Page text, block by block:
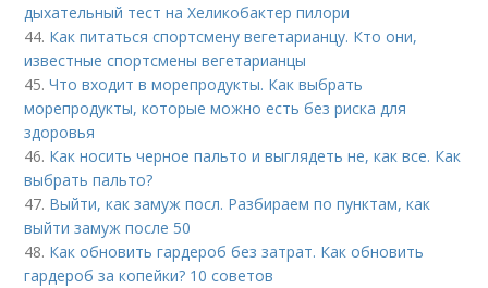
дыхательный тест на Хеликобактер пилори
44. Как питаться спортсмену вегетарианцу. Кто они,
известные спортсмены вегетарианцы
45.Что входит в морепродукты. Как выбрать
морепродукты, которые можно есть без риска для
здоровья
46. Как носить черное пальто и выглядеть не, как все. Как
выбрать пальто?
47. Выйти, как замуж посл. Разбираем по пунктам, как
выйти замуж после 50
48. Как обновить гардероб без затрат. Как обновить
гардероб за копейки? 10 советов